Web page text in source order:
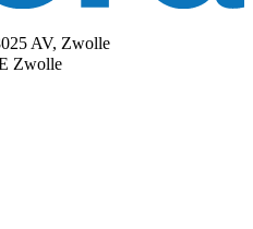
AV, Zwolle
Zwolle